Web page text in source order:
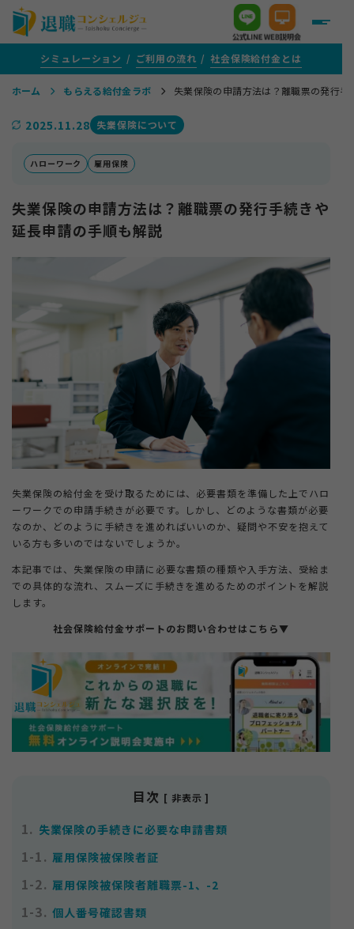
＋
給付金サポートをご検討中の方
評判・口コミ
給付金がもらえる転職支援を活用する方
1年以上ご通院を続けている方 ＋
法人ご担当者・インフルエンサーの方
もらえる給付金ラボ
退職コンシェルジュについて ＋
お知らせ
サイトマップ
プライバシーポリシー
個人情報の取り扱いについて
シミュレーション ご利用の流れ 社会保険給付金とは
ホーム もらえる給付金ラボ 失業保険の申請方法は？離職票の発行
2025.11.28 失業保険について
ハローワーク 雇用保険
失業保険の申請方法は？離職票の発行手続きや
延長申請の手順も解説
失業保険の給付金を受け取るためには、必要書類を準備した上でハロ
ーワークでの申請手続きが必要です。しかし、どのような書類が必要
なのか、どのように手続きを進めればいいのか、疑問や不安を抱えて
いる方も多いのではないでしょうか。
本記事では、失業保険の申請に必要な書類の種類や入手方法、受給ま
での具体的な流れ、スムーズに手続きを進めるためのポイントを解説
します。
社会保険給付金サポートのお問い合わせはこちら▼
目次 [ 非表示 ]
1. 失業保険の手続きに必要な申請書類
1-1. 雇用保険被保険者証
1-2. 雇用保険被保険者離職票-1、-2
1-3. 個人番号確認書類